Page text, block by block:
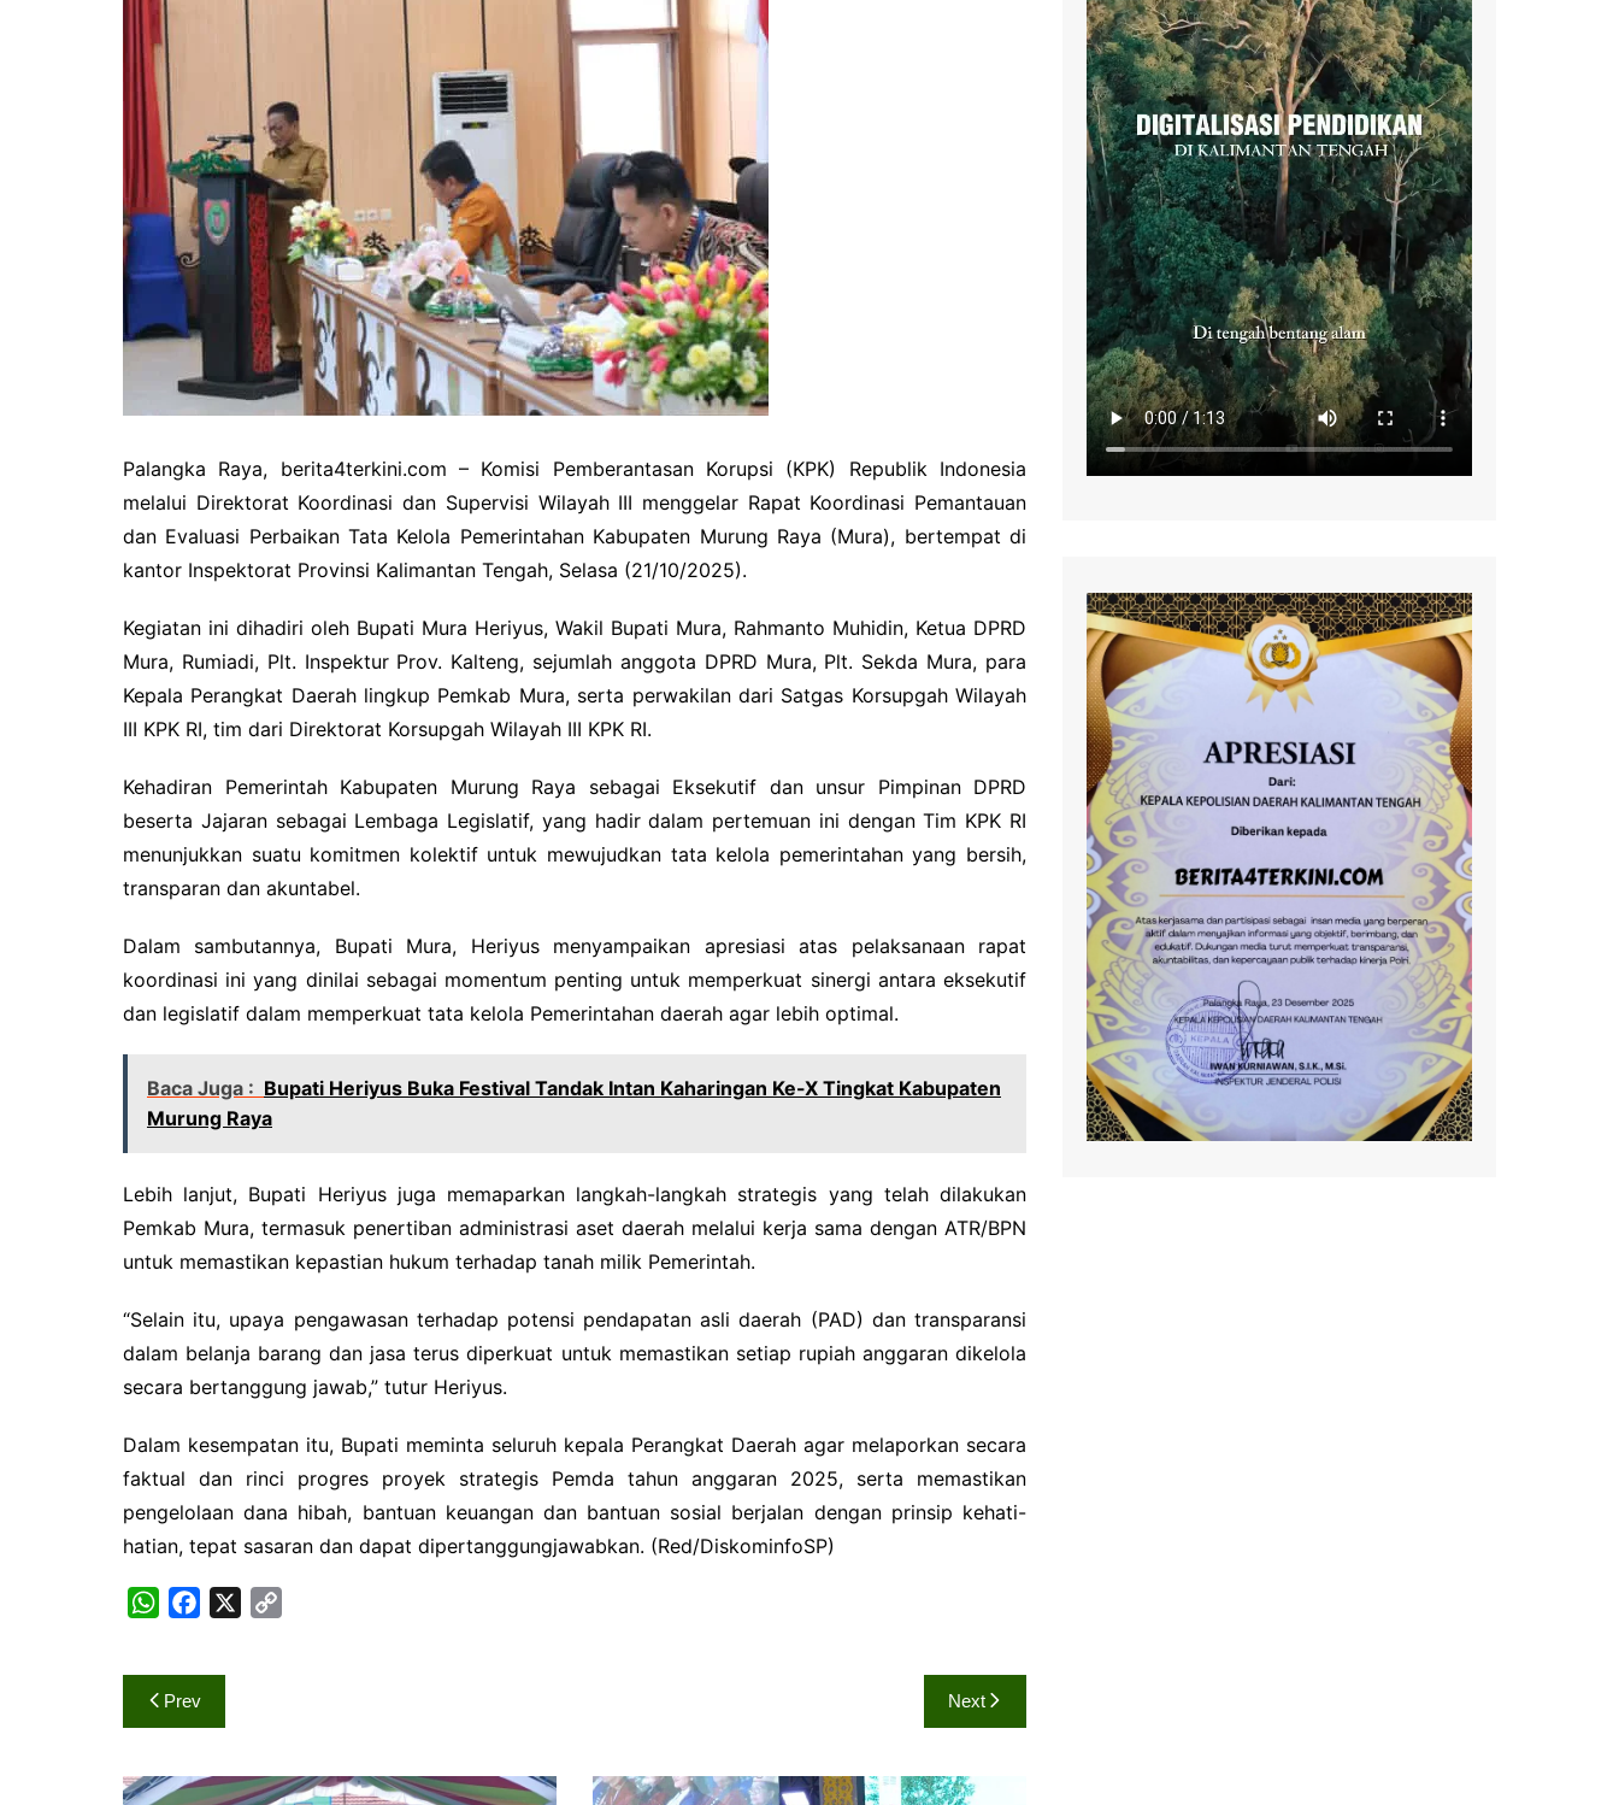
Pemkab Kapuas
Pemkab Pulpis
Pemkab Kobar
Pemkab Kotim
Pemkab Lamandau
Pemkab Seruyan
Pemkab Sukamara
DPRD Kapuas
DPRD Katingan
DPRD Kobar
DPRD Kotim
DPRD Lamandau
DPRD Pulang Pisau
DPRD Seruyan
DPRD Sukamara
Palangka Raya, berita4terkini.com – Komisi Pemberantasan Korupsi (KPK) Republik Indonesia
melalui Direktorat Koordinasi dan Supervisi Wilayah III menggelar Rapat Koordinasi Pemantauan
dan Evaluasi Perbaikan Tata Kelola Pemerintahan Kabupaten Murung Raya (Mura), bertempat di
kantor Inspektorat Provinsi Kalimantan Tengah, Selasa (21/10/2025).
Kegiatan ini dihadiri oleh Bupati Mura Heriyus, Wakil Bupati Mura, Rahmanto Muhidin, Ketua DPRD
Mura, Rumiadi, Plt. Inspektur Prov. Kalteng, sejumlah anggota DPRD Mura, Plt. Sekda Mura, para
Kepala Perangkat Daerah lingkup Pemkab Mura, serta perwakilan dari Satgas Korsupgah Wilayah
III KPK RI, tim dari Direktorat Korsupgah Wilayah III KPK RI.
Kehadiran Pemerintah Kabupaten Murung Raya sebagai Eksekutif dan unsur Pimpinan DPRD
beserta Jajaran sebagai Lembaga Legislatif, yang hadir dalam pertemuan ini dengan Tim KPK RI
menunjukkan suatu komitmen kolektif untuk mewujudkan tata kelola pemerintahan yang bersih,
transparan dan akuntabel.
Dalam sambutannya, Bupati Mura, Heriyus menyampaikan apresiasi atas pelaksanaan rapat
koordinasi ini yang dinilai sebagai momentum penting untuk memperkuat sinergi antara eksekutif
dan legislatif dalam memperkuat tata kelola Pemerintahan daerah agar lebih optimal.
Baca Juga : Bupati Heriyus Buka Festival Tandak Intan Kaharingan Ke-X Tingkat Kabupaten
Murung Raya
Lebih lanjut, Bupati Heriyus juga memaparkan langkah-langkah strategis yang telah dilakukan
Pemkab Mura, termasuk penertiban administrasi aset daerah melalui kerja sama dengan ATR/BPN
untuk memastikan kepastian hukum terhadap tanah milik Pemerintah.
“Selain itu, upaya pengawasan terhadap potensi pendapatan asli daerah (PAD) dan transparansi
dalam belanja barang dan jasa terus diperkuat untuk memastikan setiap rupiah anggaran dikelola
secara bertanggung jawab,” tutur Heriyus.
Dalam kesempatan itu, Bupati meminta seluruh kepala Perangkat Daerah agar melaporkan secara
faktual dan rinci progres proyek strategis Pemda tahun anggaran 2025, serta memastikan
pengelolaan dana hibah, bantuan keuangan dan bantuan sosial berjalan dengan prinsip kehati-
hatian, tepat sasaran dan dapat dipertanggungjawabkan. (Red/DiskominfoSP)
W
t
s
p
e
b
o
n
Navigasi
pos
Prev Next